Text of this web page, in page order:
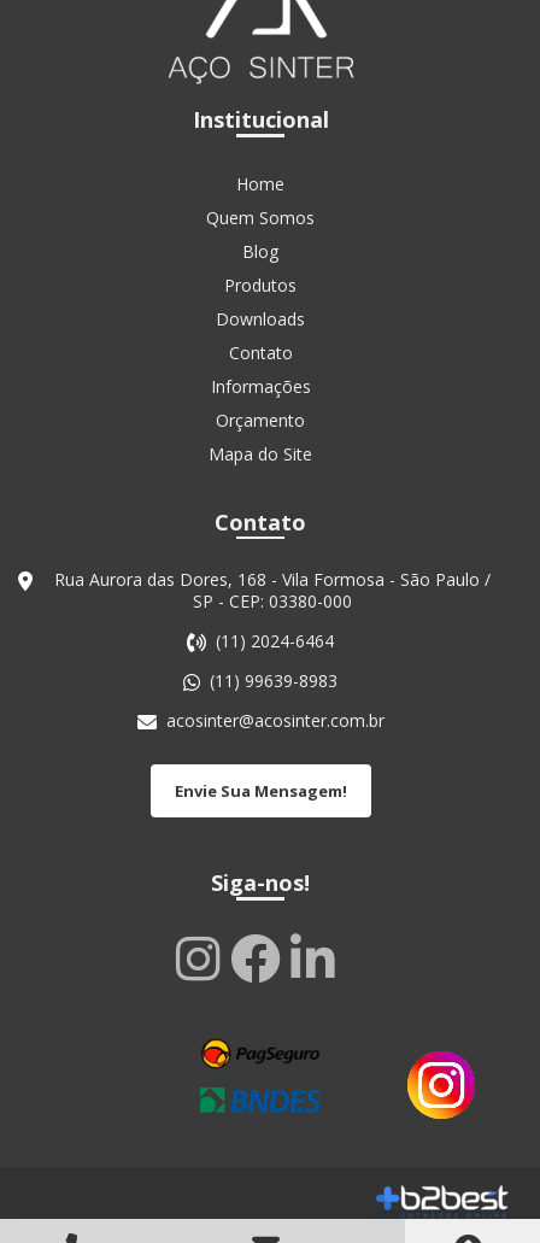
Institucional
Home
Quem Somos
Blog
Produtos
Downloads
Contato
Informações
Orçamento
Mapa do Site
Contato
Rua Aurora das Dores, 168 - Vila Formosa - São Paulo /
SP - CEP: 03380-000
(11) 2024-6464
(11) 99639-8983
acosinter@acosinter.com.br
Envie Sua Mensagem!
Siga-nos!